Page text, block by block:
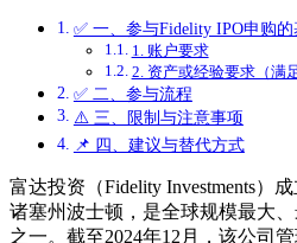
✅ 一、参与Fidelity IPO申购
1. 账户要求
2. 资产或经验要求（满
✅ 二、参与流程
⚠️ 三、限制与注意事项
📌 四、建议与替代方式
富达投资（Fidelity Investments）
诸塞州波士顿，是全球规模最大
之一。截至2024年12月，该公司